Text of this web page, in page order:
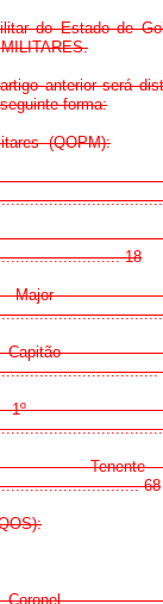
do Estado de
anterior será
forma:
(QOPM):
18
68